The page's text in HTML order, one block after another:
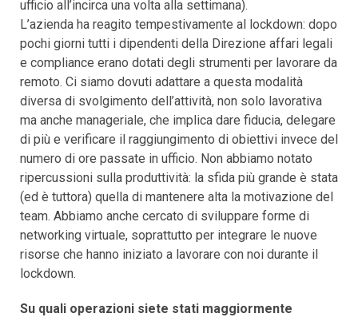
ufficio all’incirca una volta alla settimana).
L’azienda ha reagito tempestivamente al lockdown: dopo
pochi giorni tutti i dipendenti della Direzione affari legali
e compliance erano dotati degli strumenti per lavorare da
remoto. Ci siamo dovuti adattare a questa modalità
diversa di svolgimento dell’attività, non solo lavorativa
ma anche manageriale, che implica dare fiducia, delegare
di più e verificare il raggiungimento di obiettivi invece del
numero di ore passate in ufficio. Non abbiamo notato
ripercussioni sulla produttività: la sfida più grande è stata
(ed è tuttora) quella di mantenere alta la motivazione del
team. Abbiamo anche cercato di sviluppare forme di
networking virtuale, soprattutto per integrare le nuove
risorse che hanno iniziato a lavorare con noi durante il
lockdown.
Su quali operazioni siete stati maggiormente